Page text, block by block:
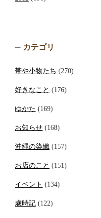
カテゴリ
帯や小物たち (270)
好きなこと (176)
ゆかた (169)
お知らせ (168)
沖縄の染織 (157)
お店のこと (151)
イベント (134)
歳時記 (122)